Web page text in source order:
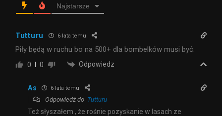
Najstarsze
Tutturu 6 lata temu
Piły będą w ruchu bo na 500+ dla bombelków musi być.
0 0 Odpowiedz
As 6 lata temu
Odpowiedź do Tutturu
Też słyszałem , że rośnie pozyskanie w lasach ze